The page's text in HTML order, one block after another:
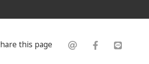
this page